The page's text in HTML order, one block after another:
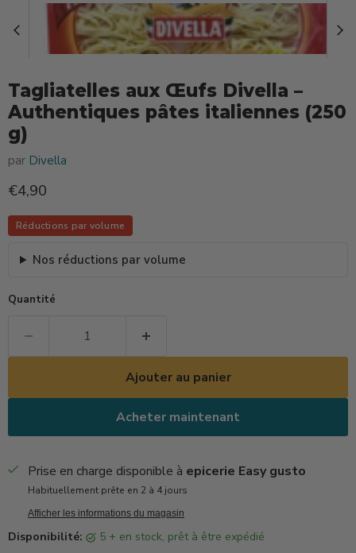
Tagliatelles aux Œufs Divella –
Authentiques pâtes italiennes (250
g)
par Divella
Prix actuel
€4,90
Réductions par volume
Nos réductions par volume
Quantité
Ajouter au panier
Acheter maintenant
Prise en charge disponible à epicerie Easy gusto
Habituellement prête en 2 à 4 jours
Afficher les informations du magasin
Disponibilité: 5 + en stock, prêt à être expédié